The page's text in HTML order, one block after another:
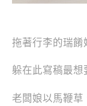
拖著行李的瑞餚
躲在此寫稿最想
老闆娘以馬鞭